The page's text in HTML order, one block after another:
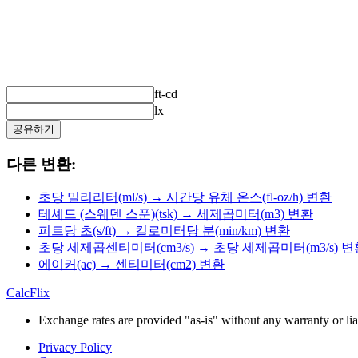
ft-cd
lx
공유하기
다른 변환:
초당 밀리리터(ml/s) → 시간당 유체 온스(fl-oz/h) 변환
테셰드 (스웨덴 스푼)(tsk) → 세제곱미터(m3) 변환
피트당 초(s/ft) → 킬로미터당 분(min/km) 변환
초당 세제곱센티미터(cm3/s) → 초당 세제곱미터(m3/s) 변
에이커(ac) → 센티미터(cm2) 변환
CalcFlix
Exchange rates are provided "as-is" without any warranty or
Privacy Policy